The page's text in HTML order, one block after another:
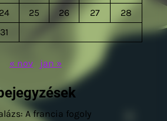
24 25 26 27
28
31
« nov jan »
A francia fogoly